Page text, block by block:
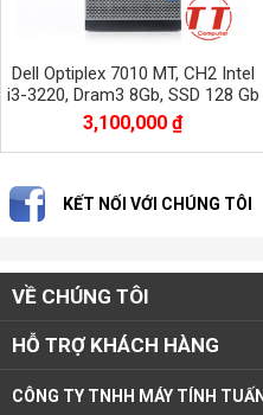
Dell Optiplex 7010 MT, CH2 Intel
i3-3220, Dram3 8Gb, SSD 128 Gb
H61
3,100,000 ₫
KẾT NỐI VỚI CHÚNG TÔI
VỀ CHÚNG TÔI
HỖ TRỢ KHÁCH HÀNG
CÔNG TY TNHH MÁY TÍNH